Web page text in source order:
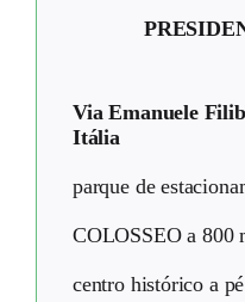
Via Emanuele
Itália
parque de
COLOSSEO a 800
centro histórico a